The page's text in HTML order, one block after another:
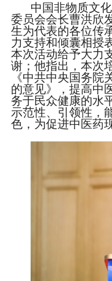
中国非物质文
委员会会长曹洪欣
生为代表的各位传
力支持和倾囊相授
本次活动给予大力
谢；他指出，本次
《中共中央国务院
的意见》，提高中
务于民众健康的水
示范性、引领性，
色，为促进中医药